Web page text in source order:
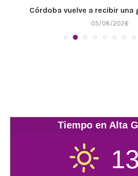
Córdoba vuelve a recibir una
05/08/2026
Tiempo en Alta